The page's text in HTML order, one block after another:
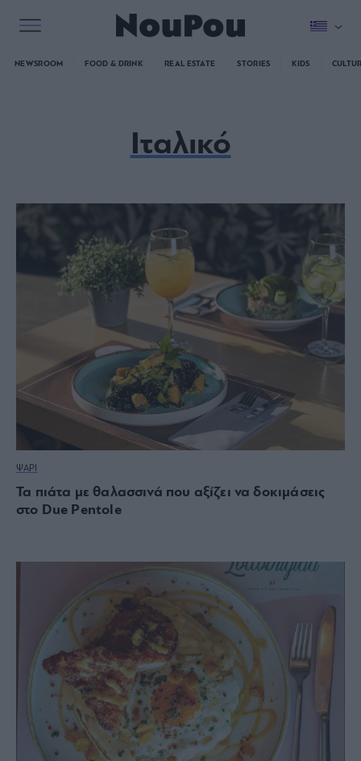
NEWSROOM FOOD & DRINK REAL ESTATE STORIES KIDS
Ιταλικό
ΨΑΡΙ
Τα πιάτα με θαλασσινά που αξίζει να δοκιμάσεις
στο Due Pentole